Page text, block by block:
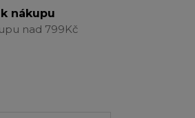
nákupu
nad 799Kč